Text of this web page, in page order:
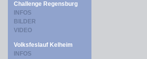
Challenge Regensburg
INFOS
BILDER
VIDEO
Volksfeslauf Kelheim
INFOS